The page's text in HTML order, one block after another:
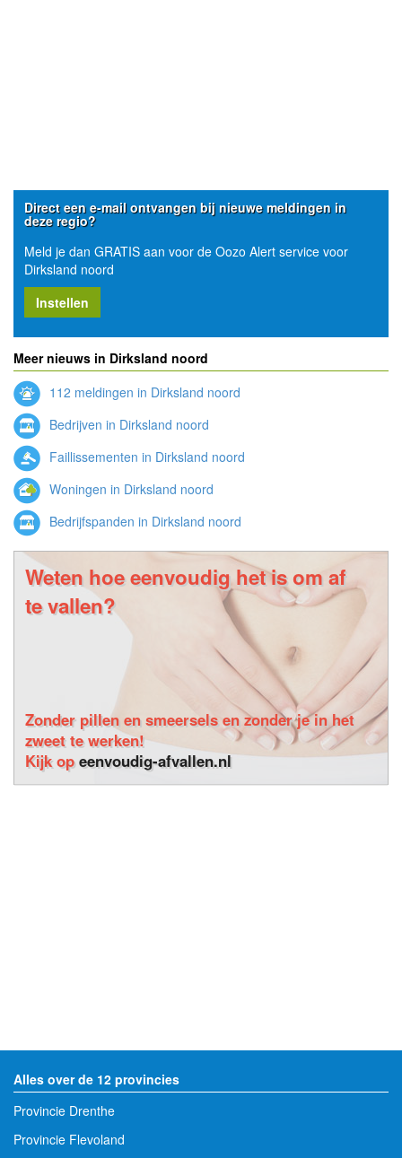
Direct een e-mail ontvangen bij nieuwe meldingen in
deze regio?
Meld je dan GRATIS aan voor de Oozo Alert service voor
Dirksland noord
Instellen
Meer nieuws in Dirksland noord
112 meldingen in Dirksland noord
Bedrijven in Dirksland noord
Faillissementen in Dirksland noord
Woningen in Dirksland noord
Bedrijfspanden in Dirksland noord
Weten hoe eenvoudig het is om af
te vallen?
Zonder pillen en smeersels en zonder je in het
zweet te werken!
Kijk opeenvoudig-afvallen.nl
Alles over de 12 provincies
Provincie Drenthe
Provincie Flevoland